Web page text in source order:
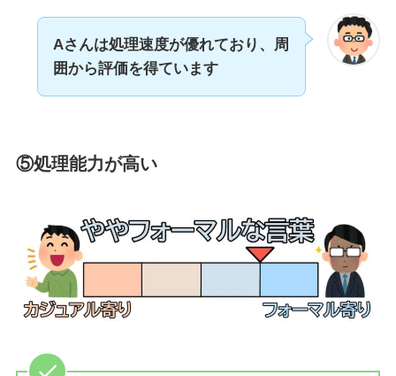
Aさんは処理速度が優れており、 周
囲から評価を得ています
⑤処理能力が高い